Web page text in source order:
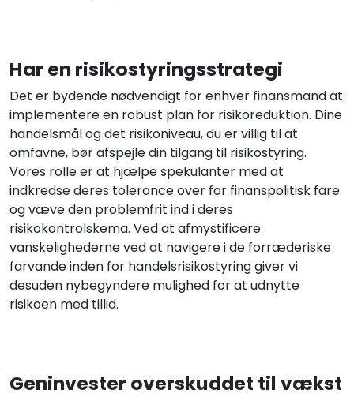
Har en risikostyringsstrategi
Det er bydende nødvendigt for enhver finansmand at
implementere en robust plan for risikoreduktion. Dine
handelsmål og det risikoniveau, du er villig til at
omfavne, bør afspejle din tilgang til risikostyring.
Vores rolle er at hjælpe spekulanter med at
indkredse deres tolerance over for finanspolitisk fare
og væve den problemfrit ind i deres
risikokontrolskema. Ved at afmystificere
vanskelighederne ved at navigere i de forræderiske
farvande inden for handelsrisikostyring giver vi
desuden nybegyndere mulighed for at udnytte
risikoen med tillid.
Geninvester overskuddet til vækst